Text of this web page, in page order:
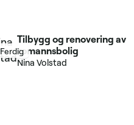
Ferdig
Tilbygg og renovering av
tomannsbolig
Nina Volstad